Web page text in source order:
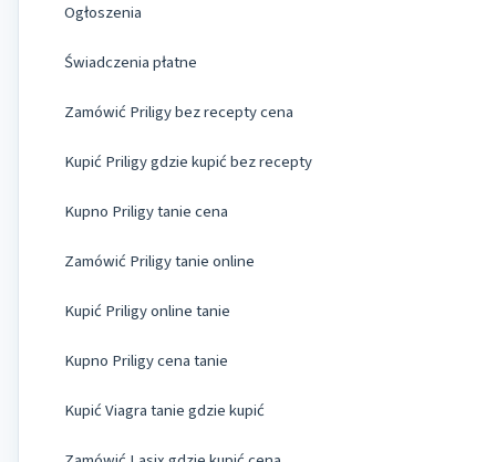
Ogłoszenia
Świadczenia płatne
Zamówić Priligy bez recepty cena
Kupić Priligy gdzie kupić bez recepty
Kupno Priligy tanie cena
Zamówić Priligy tanie online
Kupić Priligy online tanie
Kupno Priligy cena tanie
Kupić Viagra tanie gdzie kupić